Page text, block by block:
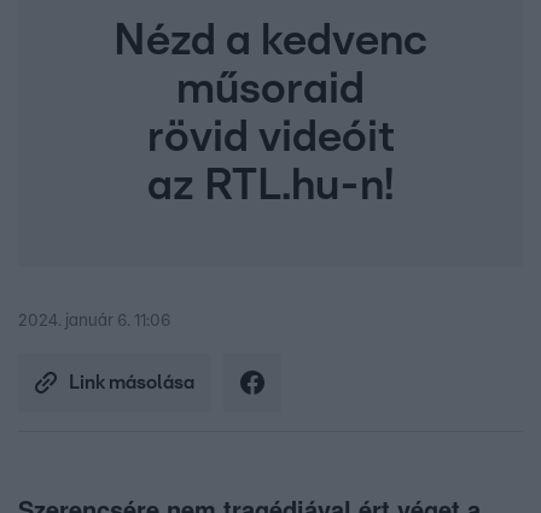
Nézd a kedvenc
műsoraid
rövid videóit
az RTL.hu-n!
2024. január 6. 11:06
Link másolása